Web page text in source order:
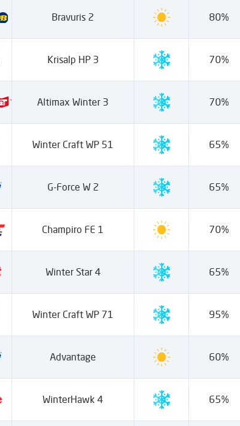
Bravuris 2 80%
Krisalp HP 3 70%
Altimax Winter 3 70%
Winter Craft WP 51 65%
G-Force W 2 65%
Champiro FE 1 70%
Winter Star 4 65%
Winter Craft WP 71 95%
Advantage 60%
WinterHawk 4 65%